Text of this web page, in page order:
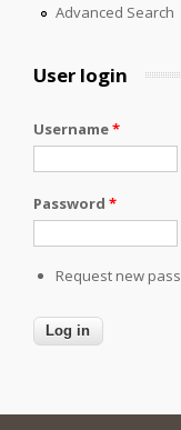
Advanced Search
User login
Username*
Password *
Request new